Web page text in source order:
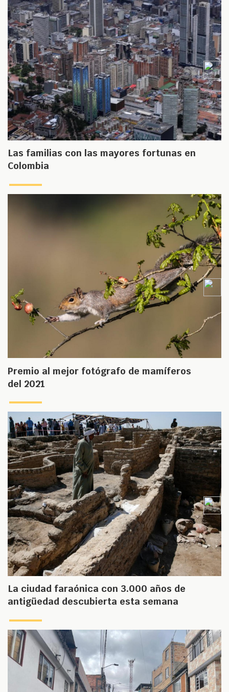
Las familias con las mayores fortunas en
Colombia
Premio al mejor fotógrafo de mamíferos
del 2021
La ciudad faraónica con 3.000 años de
antigüedad descubierta esta semana